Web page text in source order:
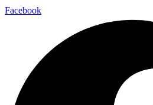
Facebook